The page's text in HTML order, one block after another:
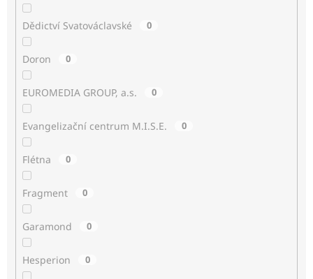
Dědictví Svatováclavské 0
Doron 0
EUROMEDIA GROUP, a.s. 0
Evangelizační centrum M.I.S.E. 0
Flétna 0
Fragment 0
Garamond 0
Hesperion 0